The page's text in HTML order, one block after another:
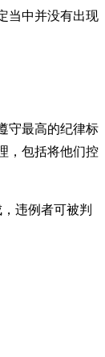
当中并没有出现
守最高的纪律标
，包括将他们控
违例者可被判